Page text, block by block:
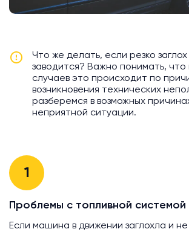
Что же делать, если резко заглох
заводится? Важно понимать, что
случаев это происходит по
возникновения технических
разберемся в возможных
неприятной ситуации.
1
Проблемы с топливной системой
Если машина в движении заглохла и